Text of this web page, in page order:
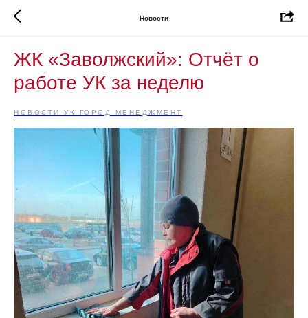
Новости
ЖК «Заволжский»: Отчёт о
работе УК за неделю
НОВОСТИ УК ГОРОД МЕНЕДЖМЕНТ